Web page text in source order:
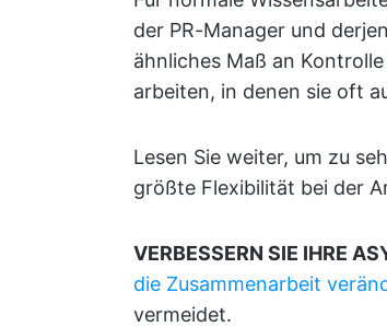
der PR-Manager und
ähnliches Maß an
arbeiten, in denen sie oft
Lesen Sie weiter, um zu
größte Flexibilität bei der
VERBESSERN SIE IHRE
die Zusammenarbeit
vermeidet.